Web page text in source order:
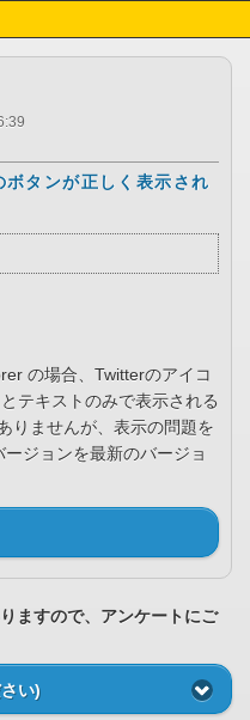
タンが正しく表示され
の場合、Twitterのアイコ
テキストのみで表示される
りませんが、表示の問題を
ジョンを最新のバージョ
ますので、アンケートにご
い)